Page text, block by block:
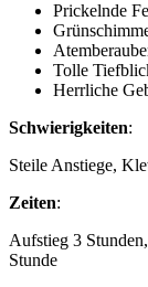
Prickelnde
Tolle
Herrliche
Schwierigkeiten:
Steile Anstiege,
Zeiten:
Aufstieg 3
Stunde